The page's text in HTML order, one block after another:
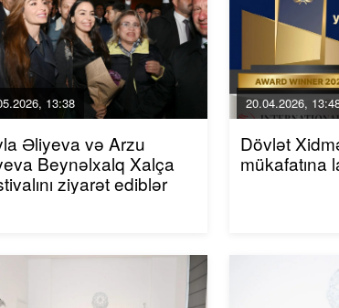
13:38
Əliyeva və Arzu
Beynəlxalq Xalça
ziyarət ediblər
20.04.2026,
Dövlət
mükafatına